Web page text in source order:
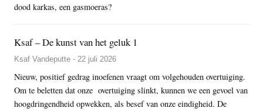
dood karkas, een gasmoeras?
Ksaf – De kunst van het geluk 1
Ksaf Vandeputte - 22 juli 2026
Nieuw, positief gedrag inoefenen vraagt om volgehouden overtuiging.
Om te beletten dat onze overtuiging slinkt, kunnen we een gevoel van
hoogdringendheid opwekken, als besef van onze eindigheid. De